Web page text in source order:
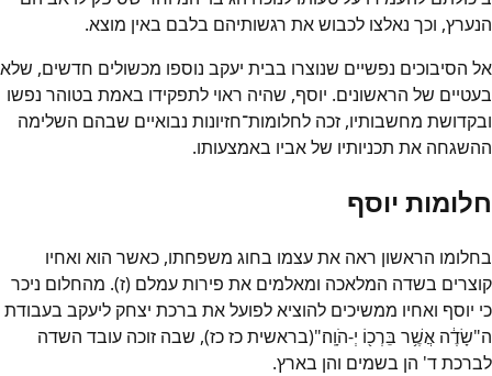
הנערץ, וכך נאלצו לכבוש את רגשותיהם בלבם באין מוצא.
אל הסיבוכים נפשיים שנוצרו בבית יעקב נוספו מכשולים חדשים, שלא
בעטיים של הראשונים. יוסף, שהיה ראוי לתפקידו באמת בטוהר נפשו
ובקדושת מחשבותיו, זכה לחלומות־חזיונות נבואיים שבהם השלימה
ההשגחה את תכניותיו של אביו באמצעותו.
חלומות יוסף
בחלומו הראשון ראה את עצמו בחוג משפחתו, כאשר הוא ואחיו
קוצרים בשדה המלאכה ומאלמים את פירות עמלם (ז). מהחלום ניכר
כי יוסף ואחיו ממשיכים להוציא לפועל את ברכת יצחק ליעקב בעבודת
ה"שָׂדֶ֔ה אֲשֶׁ֥ר בֵּרְכ֖וֹ יְ-הֹוָֽה׃"(בראשית כז כז), שבה זוכה עובד השדה
לברכת ד' הן בשמים והן בארץ.